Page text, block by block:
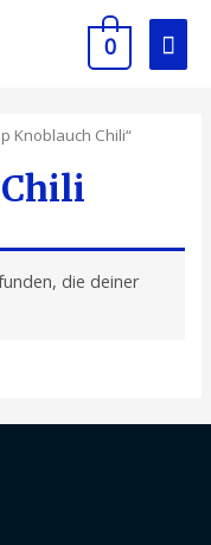
0
Knoblauch Chili“
die deiner